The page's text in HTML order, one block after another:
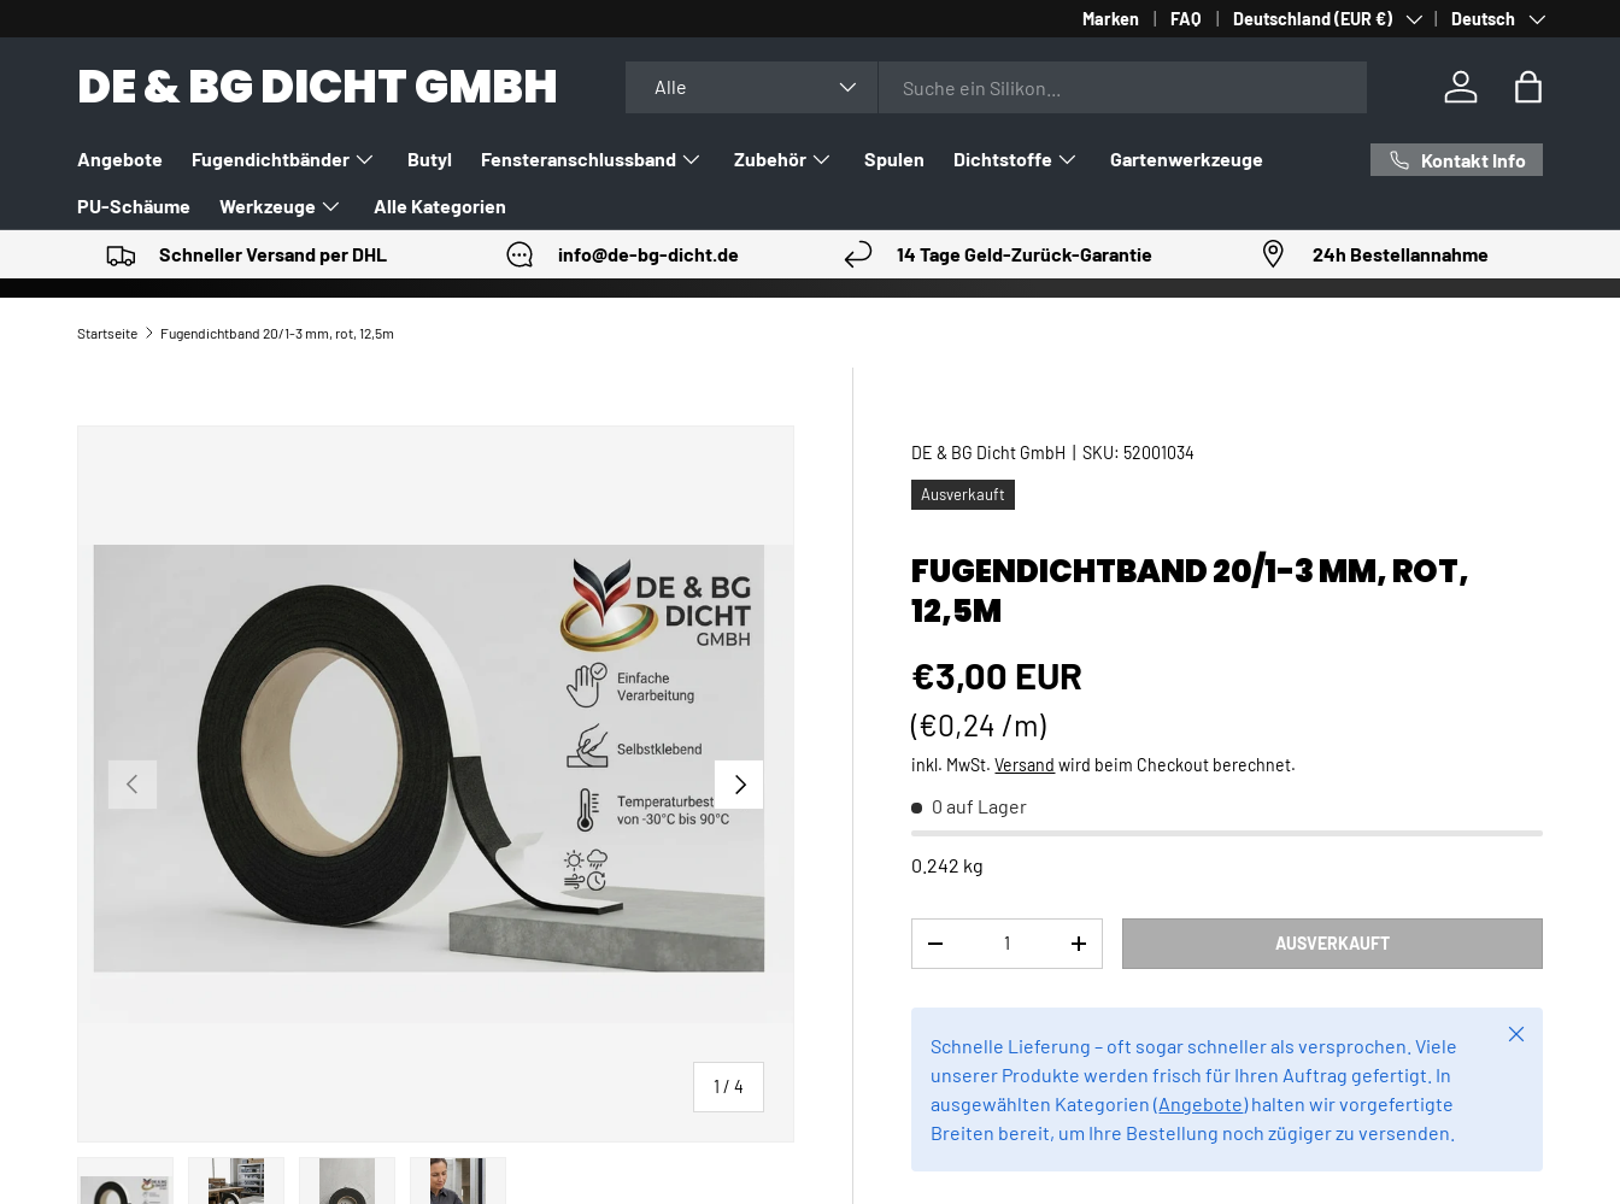
DIREKT ZUM INHALT
Marken FAQ Land/Region
Deutschland (EUR €) SpracheDeutsch
DE & BG DICHT GMBH Alle
Einloggen
Angebote Fugendichtbänder Butyl Fensteranschlussband Zubehör Spulen Dichtstoffe Gartenwerkzeuge
PU-Schäume Werkzeuge Alle Kategorien
Kontakt Info
Schneller Versand per DHL info@de-bg-dicht.de 14 Tage Geld-Zurück-Garantie 24h Bestellannahme
Startseite Fugendichtband 20/1-3 mm, rot, 12,5m
VORHERIGE
1 /von
4
NÄCHSTE
DE & BG Dicht GmbH |SKU: 52001034
Ausverkauft
FUGENDICHTBAND 20/1-3 MM, ROT,
12,5M
Normaler Preis
€3,00 EUR
Grundpreis
€0,24 /m
inkl. MwSt.Versand wird beim Checkout berechnet.
0 auf Lager
0.242 kg
MENGE VERRINGERNMENGE ERHÖHEN AUSVERKAUFT
Schnelle Lieferung – oft sogar schneller als versprochen. Viele
unserer Produkte werden frisch für Ihren Auftrag gefertigt. In
ausgewählten Kategorien (Angebote) halten wir vorgefertigte
Breiten bereit, um Ihre Bestellung noch zügiger zu versenden.
Schließen